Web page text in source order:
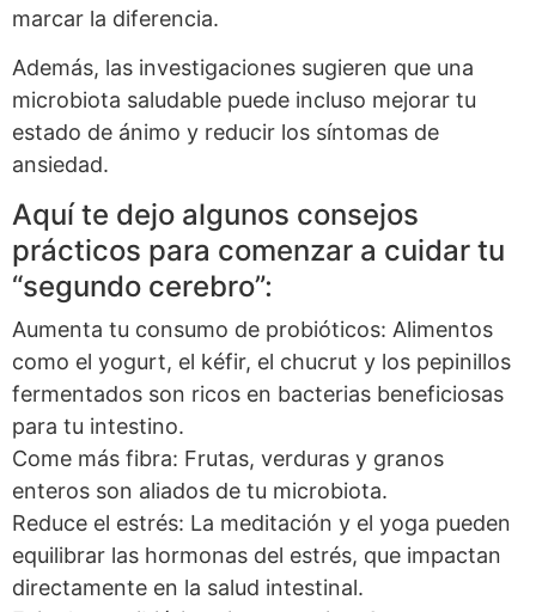
marcar la diferencia.
Además, las investigaciones sugieren que una
microbiota saludable puede incluso mejorar tu
estado de ánimo y reducir los síntomas de
ansiedad.
Aquí te dejo algunos consejos
prácticos para comenzar a cuidar tu
“segundo cerebro”:
Aumenta tu consumo de probióticos: Alimentos
como el yogurt, el kéfir, el chucrut y los pepinillos
fermentados son ricos en bacterias beneficiosas
para tu intestino.
Come más fibra: Frutas, verduras y granos
enteros son aliados de tu microbiota.
Reduce el estrés: La meditación y el yoga pueden
equilibrar las hormonas del estrés, que impactan
directamente en la salud intestinal.